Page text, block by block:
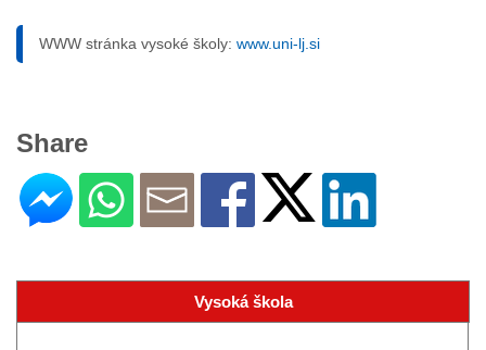
WWW stránka vysoké školy: www.uni-lj.si
Share
Vysoká škola